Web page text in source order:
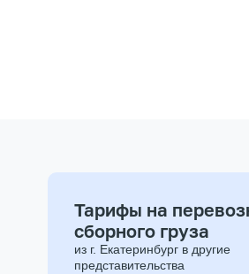
Тарифы на
сборного груза
из г. Екатеринбург в другие
представительства